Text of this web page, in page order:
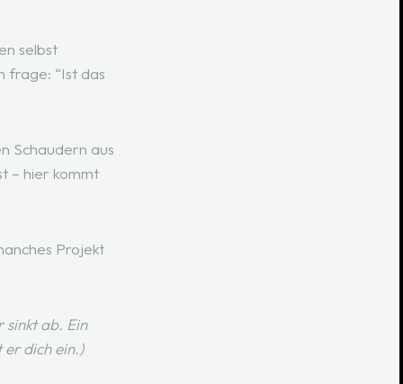
selbst
frage: “Ist das
Schaudern aus
– hier kommt
Projekt
sinkt ab. Ein
dich ein.)